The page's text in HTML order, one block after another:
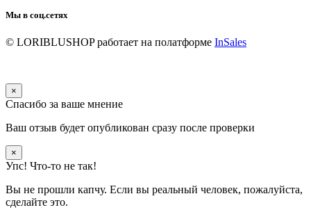
Мы в соц.сетях
© LORIBLUSHOPработает на полатформе InSales
×
Спасибо за ваше мнение
Ваш отзыв будет опубликован сразу после проверки
×
Упс! Что-то не так!
Вы не прошли капчу. Если вы реальный человек, пожалуйста,
сделайте это.